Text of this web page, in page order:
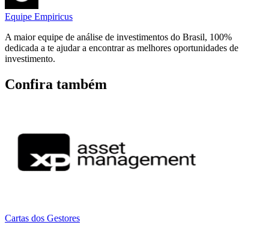
Equipe Empiricus
A maior equipe de análise de investimentos do Brasil, 100%
dedicada a te ajudar a encontrar as melhores oportunidades de
investimento.
Confira também
Cartas dos Gestores